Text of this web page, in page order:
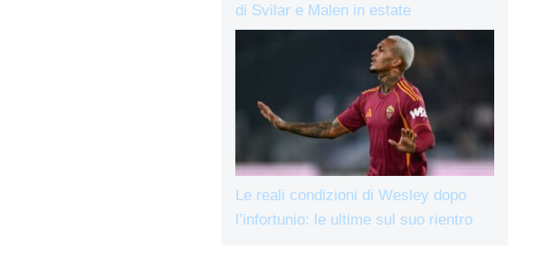
di Svilar e Malen in estate
Le reali condizioni di Wesley dopo
l’infortunio: le ultime sul suo rientro